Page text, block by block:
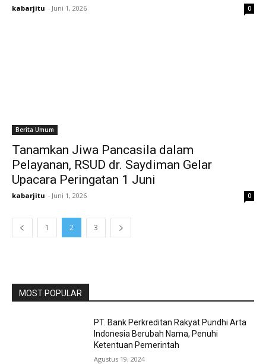
kabarjitu - Juni 1, 2026 0
Berita Umum
Tanamkan Jiwa Pancasila dalam
Pelayanan, RSUD dr. Saydiman Gelar
Upacara Peringatan 1 Juni
kabarjitu - Juni 1, 2026 0
1 2 3
MOST POPULAR
PT. Bank Perkreditan Rakyat Pundhi Arta
Indonesia Berubah Nama, Penuhi
Ketentuan Pemerintah
Agustus 19, 2024